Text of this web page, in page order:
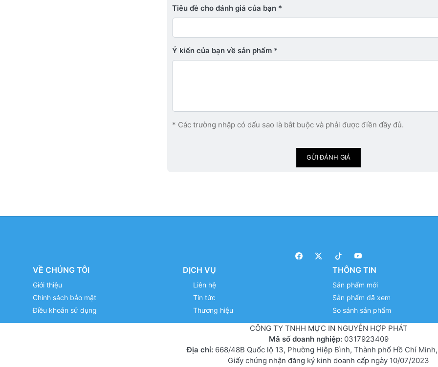
Tiêu đề cho đánh giá của bạn
Ý kiến ​​của bạn về sản phẩm
* Các trường nhập có dấu sao là bắt buộc và phải được điền đầy đủ.
GỬI ĐÁNH GIÁ
VỀ CHÚNG TÔI
Giới thiệu
Chính sách bảo mật
Điều khoản sử dụng
DỊCH VỤ
Liên hệ
Tin tức
Thương hiệu
THÔNG TIN
Sản phẩm mới
Sản phẩm đã xem
So sánh sản phẩm
CÔNG TY TNHH MỰC IN NGUYỄN HỢP PHÁT
Mã số doanh nghiệp: 0317923409
Địa chỉ:668/48B Quốc lộ 13, Phường Hiệp Bình, Thành phố Hồ Chí
Giấy chứng nhận đăng ký kinh doanh cấp ngày 10/07/2023